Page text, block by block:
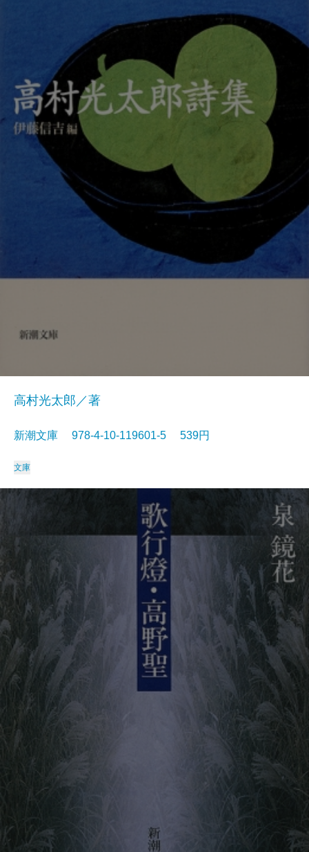
高村光太郎／著
新潮文庫 978-4-10-119601-5 539円
文庫